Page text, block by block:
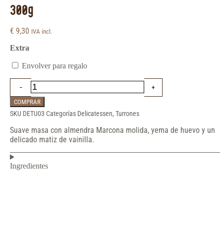
300g
€ 9,30 IVA incl.
Extra
Envolver para regalo
COMPRAR
SKU DETU03 Categorías Delicatessen, Turrones
Suave masa con almendra Marcona molida, yema de huevo y un
delicado matiz de vainilla.
Ingredientes